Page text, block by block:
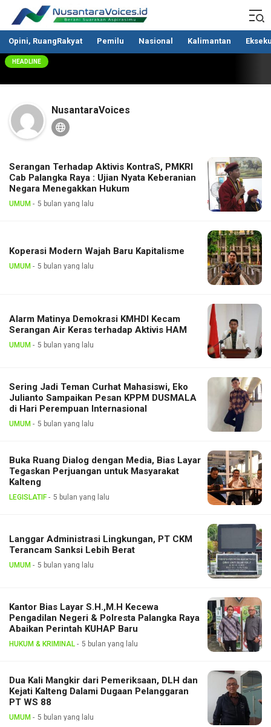
Nusantaravoices.id
Berani Suarakan Aspirasimu
Opini, RuangRakyat Pemilu Nasional Kalimantan
HEADLINE
NusantaraVoices
Serangan Terhadap Aktivis KontraS, PMKRI
Cab Palangka Raya : Ujian Nyata Keberanian
Negara Menegakkan Hukum
UMUM 5 bulan yang lalu
Koperasi Modern Wajah Baru Kapitalisme
UMUM 5 bulan yang lalu
Alarm Matinya Demokrasi KMHDI Kecam
Serangan Air Keras terhadap Aktivis HAM
UMUM 5 bulan yang lalu
Sering Jadi Teman Curhat Mahasiswi, Eko
Julianto Sampaikan Pesan KPPM DUSMALA
di Hari Perempuan Internasional
UMUM 5 bulan yang lalu
Buka Ruang Dialog dengan Media, Bias Layar
Tegaskan Perjuangan untuk Masyarakat
Kalteng
LEGISLATIF 5 bulan yang lalu
Langgar Administrasi Lingkungan, PT CKM
Terancam Sanksi Lebih Berat
UMUM 5 bulan yang lalu
Kantor Bias Layar S.H.,M.H Kecewa
Pengadilan Negeri & Polresta Palangka Raya
Abaikan Perintah KUHAP Baru
HUKUM & KRIMINAL 5 bulan yang lalu
Dua Kali Mangkir dari Pemeriksaan, DLH dan
Kejati Kalteng Dalami Dugaan Pelanggaran
PT WS 88
UMUM 5 bulan yang lalu